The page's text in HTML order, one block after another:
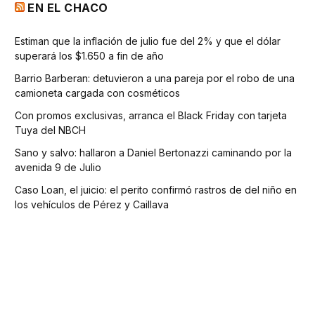
EN EL CHACO
Estiman que la inflación de julio fue del 2% y que el dólar
superará los $1.650 a fin de año
Barrio Barberan: detuvieron a una pareja por el robo de una
camioneta cargada con cosméticos
Con promos exclusivas, arranca el Black Friday con tarjeta
Tuya del NBCH
Sano y salvo: hallaron a Daniel Bertonazzi caminando por la
avenida 9 de Julio
Caso Loan, el juicio: el perito confirmó rastros de del niño en
los vehículos de Pérez y Caillava